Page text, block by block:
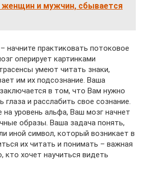
женщин и мужчин, сбывается
начните практиковать потоковое
оперирует картинками
умеют читать знаки,
им их подсознание. Ваша
в том, что Вам нужно
глаза и расслабить свое сознание.
уровень альфа, Ваш мозг начнет
образы. Ваша задача понять,
иной символ, который возникает в
их читать и понимать – важная
кто хочет научиться видеть